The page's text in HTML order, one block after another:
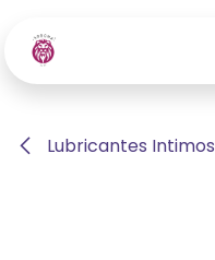
Lubricantes Intimos